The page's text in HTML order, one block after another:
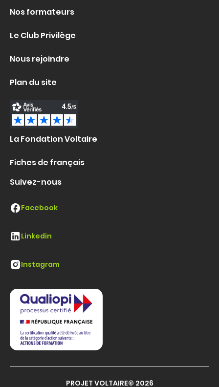
Nos formateurs
Le Club Privilège
Nous rejoindre
Plan du site
La Fondation Voltaire
Fiches de français
Suivez-nous
Facebook
Linkedin
Instagram
PROJET VOLTAIRE© 2026